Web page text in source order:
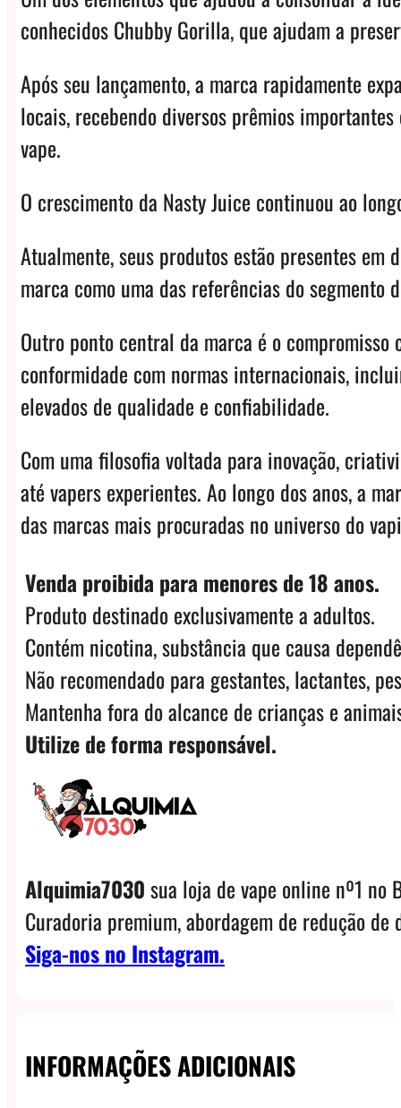
conhecidos Chubby Gorilla, que ajudam a
Após seu lançamento, a marca rapidamente
locais, recebendo diversos prêmios
vape.
O crescimento da Nasty Juice continuou ao
Atualmente, seus produtos estão presentes
marca como uma das referências do segmento
Outro ponto central da marca é o
conformidade com normas internacionais,
elevados de qualidade e confiabilidade.
Com uma filosofia voltada para inovação,
até vapers experientes. Ao longo dos anos, a
das marcas mais procuradas no universo do
Venda proibida para menores de 18 anos.
Produto destinado exclusivamente a adultos.
Contém nicotina, substância que causa
Não recomendado para gestantes, lactantes,
Mantenha fora do alcance de crianças e
Utilize de forma responsável.
Alquimia7030sua loja de vape online nº1 no
Curadoria premium, abordagem de redução
Siga-nos no Instagram.
INFORMAÇÕES ADICIONAIS